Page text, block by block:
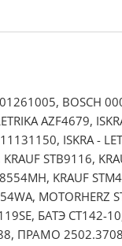
BOSCH
AZF4679,
ISKRA -
STB9116,
KRAUF
MOTORHERZ
БАТЭ
ПРАМО